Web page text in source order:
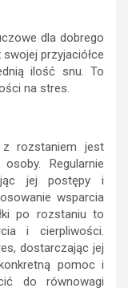
dla dobrego
przyjaciółce
ilość snu. To
na stres.
z rozstaniem jest
Regularnie
jej postępy i
wsparcia
po rozstaniu to
i cierpliwości.
dostarczając jej
pomoc i
do równowagi